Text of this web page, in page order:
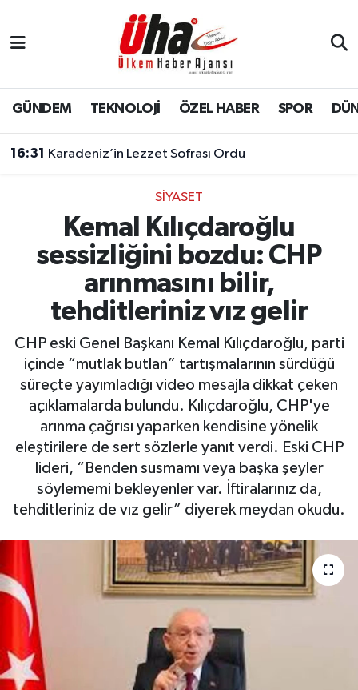
GÜNDEM TEKNOLOJİ ÖZEL HABER SPOR
16:31 Karadeniz’in Lezzet Sofrası Ordu
SİYASET
Kemal Kılıçdaroğlu
sessizliğini bozdu: CHP
arınmasını bilir,
tehditleriniz vız gelir
CHP eski Genel Başkanı Kemal Kılıçdaroğlu, parti
içinde “mutlak butlan” tartışmalarının sürdüğü
süreçte yayımladığı video mesajla dikkat çeken
açıklamalarda bulundu. Kılıçdaroğlu, CHP'ye
arınma çağrısı yaparken kendisine yönelik
eleştirilere de sert sözlerle yanıt verdi. Eski CHP
lideri, “Benden susmamı veya başka şeyler
söylememi bekleyenler var. İftiralarınız da,
tehditleriniz de vız gelir” diyerek meydan okudu.
İstanbul Nöbetçi Eczaneler
İstanbul Hava Durumu
Süper Lig Puan Durumu ve Fikstür
Tüm Manşetler
Son Dakika Haberleri
Haber Arşivi